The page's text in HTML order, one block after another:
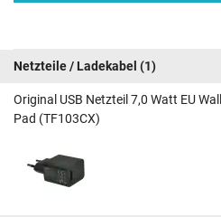
Netzteile / Ladekabel (1)
Original USB Netzteil 7,0 Watt EU
Pad (TF103CX)